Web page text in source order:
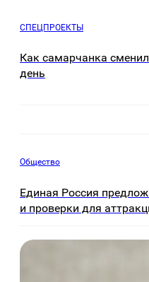
СПЕЦПРОЕКТЫ
Как самарчанка
день
Общество
Единая Россия
и проверки для